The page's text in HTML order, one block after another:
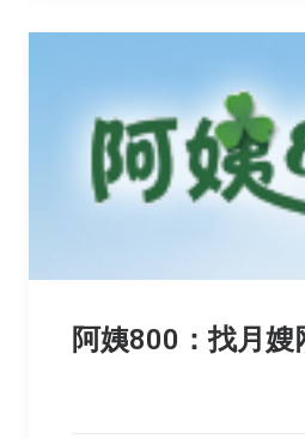
阿姨800：找月嫂